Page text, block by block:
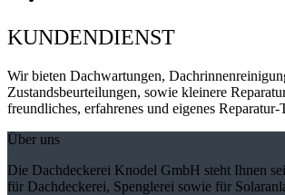
KUNDENDIENST
Wir bieten Dachwartungen,
Zustandsbeurteilungen, sowie kleinere
freundliches, erfahrenes und eigenes Reparatur-
Über uns
Die Dachdeckerei Knodel GmbH steht Ihnen
für Dachdeckerei, Spenglerei sowie für